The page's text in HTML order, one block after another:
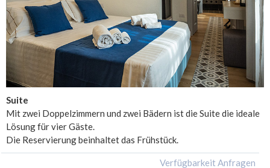
Suite
Mit zwei Doppelzimmern und zwei Bädern ist die Suite die ideale
Lösung für vier Gäste.
Die Reservierung beinhaltet das Frühstück.